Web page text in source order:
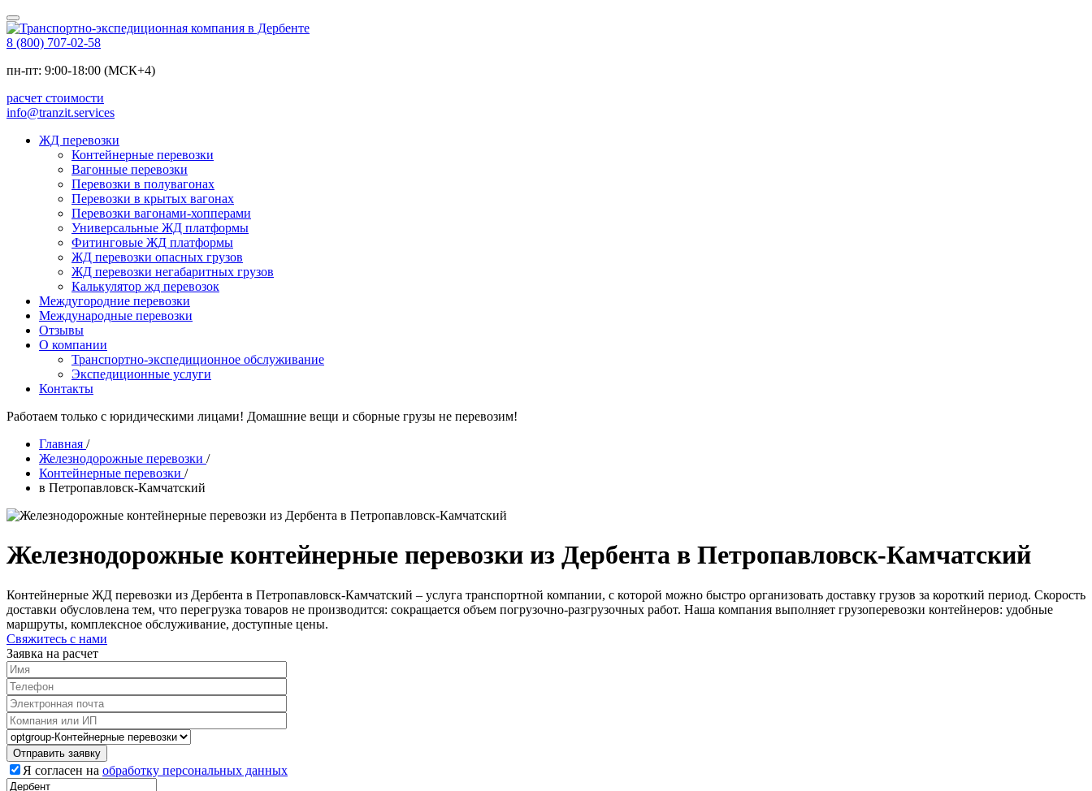
8 (800) 707-02-58
пн-пт: 9:00-18:00 (МСК+4)
расчет стоимости
info@tranzit.services
ЖД перевозки
Контейнерные перевозки
Вагонные перевозки
Перевозки в полувагонах
Перевозки в крытых вагонах
Перевозки вагонами-хопперами
Универсальные ЖД платформы
Фитинговые ЖД платформы
ЖД перевозки опасных грузов
ЖД перевозки негабаритных грузов
Калькулятор жд перевозок
Междугородние перевозки
Международные перевозки
Отзывы
О компании
Транспортно-экспедиционное обслуживание
Экспедиционные услуги
Контакты
Работаем только с юридическими лицами! Домашние вещи и сборные грузы не перевозим!
Главная /
Железнодорожные перевозки /
Контейнерные перевозки /
в Петропавловск-Камчатский
Железнодорожные контейнерные перевозки из Дербента в Петропавловск-Камчатский
Контейнерные ЖД перевозки из Дербента в Петропавловск-Камчатский – услуга транспортной компании, с которой можно быстро организовать доставку грузов за короткий период. Скорость
доставки обусловлена тем, что перегрузка товаров не производится: сокращается объем погрузочно-разгрузочных работ. Наша компания выполняет грузоперевозки контейнеров: удобные
маршруты, комплексное обслуживание, доступные цены.
Свяжитесь с нами
Заявка на расчет
Я согласен на обработку персональных данных